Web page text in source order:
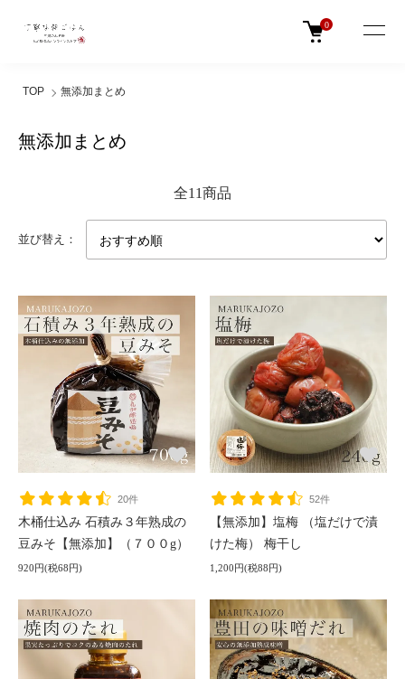
0
TOP 無添加まとめ
無添加まとめ
全11商品
並び替え：
20件
木桶仕込み 石積み３年熟成の
豆みそ【無添加】（７００g）
920円(税68円)
52件
【無添加】塩梅 （塩だけで漬
けた梅） 梅干し
1,200円(税88円)